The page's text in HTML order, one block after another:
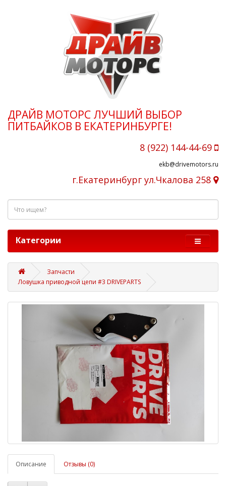
ДРАЙВ МОТОРС ЛУЧШИЙ ВЫБОР
ПИТБАЙКОВ В ЕКАТЕРИНБУРГЕ!
8 (922) 144-44-69
ekb@drivemotors.ru
г.Екатеринбург ул.Чкалова 258
Категории
Запчасти
Ловушка приводной цепи #3 DRIVEPARTS
Описание Отзывы (0)